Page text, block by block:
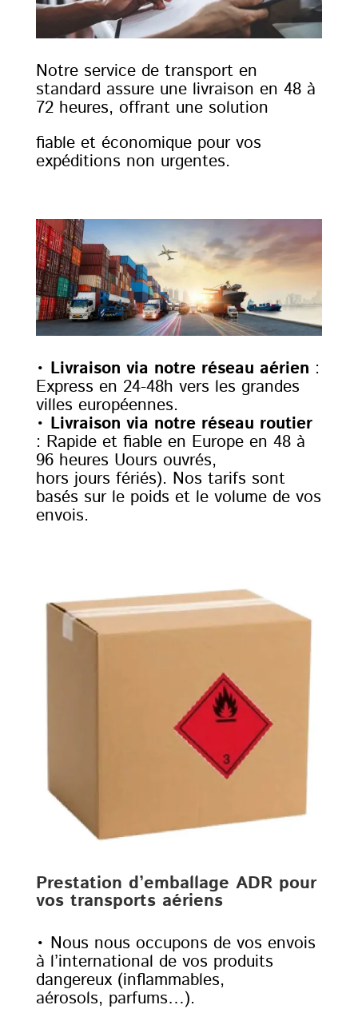
Notre service de transport en
standard assure une livraison en 48 à
72 heures, offrant une solution
fiable et économique pour vos
expéditions non urgentes.
• Livraison via notre réseau aérien :
Express en 24-48h vers les grandes
villes européennes.
• Livraison via notre réseau routier
: Rapide et fiable en Europe en 48 à
96 heures Uours ouvrés,
hors jours fériés). Nos tarifs sont
basés sur le poids et le volume de vos
envois.
Prestation d’emballage ADR pour
vos transports aériens
• Nous nous occupons de vos envois
à l’international de vos produits
dangereux (inflammables,
aérosols, parfums…).